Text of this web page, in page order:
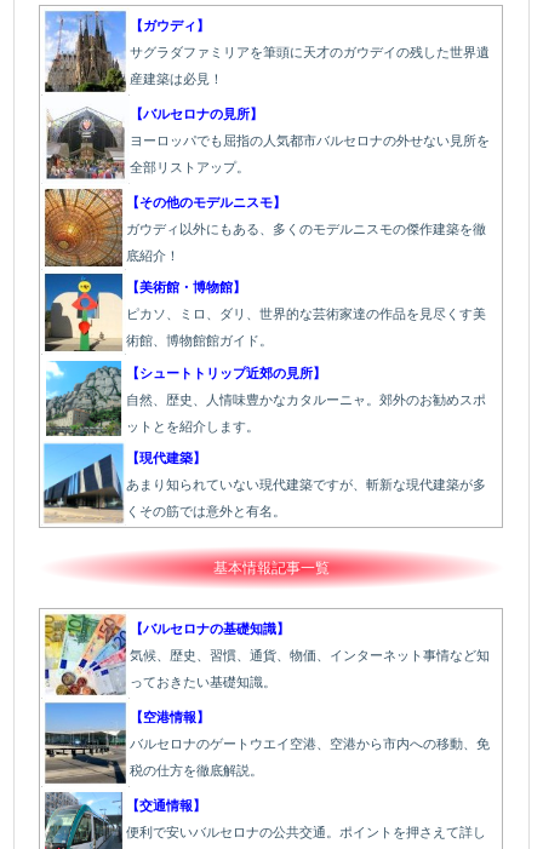
【ガウディ】
サグラダファミリアを筆頭に天才のガウデイの残した世界遺
産建築は必見！
【バルセロナの見所】
ヨーロッパでも屈指の人気都市バルセロナの外せない見所を
全部リストアップ。
【その他のモデルニスモ】
ガウディ以外にもある、多くのモデルニスモの傑作建築を徹
底紹介！
【美術館・博物館】
ピカソ、ミロ、ダリ、世界的な芸術家達の作品を見尽くす美
術館、博物館館ガイド。
【シュートトリップ近郊の見所】
自然、歴史、人情味豊かなカタルーニャ。郊外のお勧めスポ
ットとを紹介します。
【現代建築】
あまり知られていない現代建築ですが、斬新な現代建築が多
くその筋では意外と有名。
基本情報記事一覧
【バルセロナの基礎知識】
気候、歴史、習慣、通貨、物価、インターネット事情など知
っておきたい基礎知識。
【空港情報】
バルセロナのゲートウエイ空港、空港から市内への移動、免
税の仕方を徹底解説。
【交通情報】
便利で安いバルセロナの公共交通。ポイントを押さえて詳し